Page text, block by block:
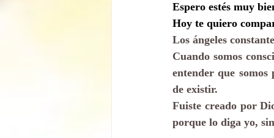
Crónicas del comité de la Caverna
Espero estés muy
Hoy te quiero
Los ángeles
Cuando somos
entender que
de existir.
Fuiste creado por
porque lo diga yo,